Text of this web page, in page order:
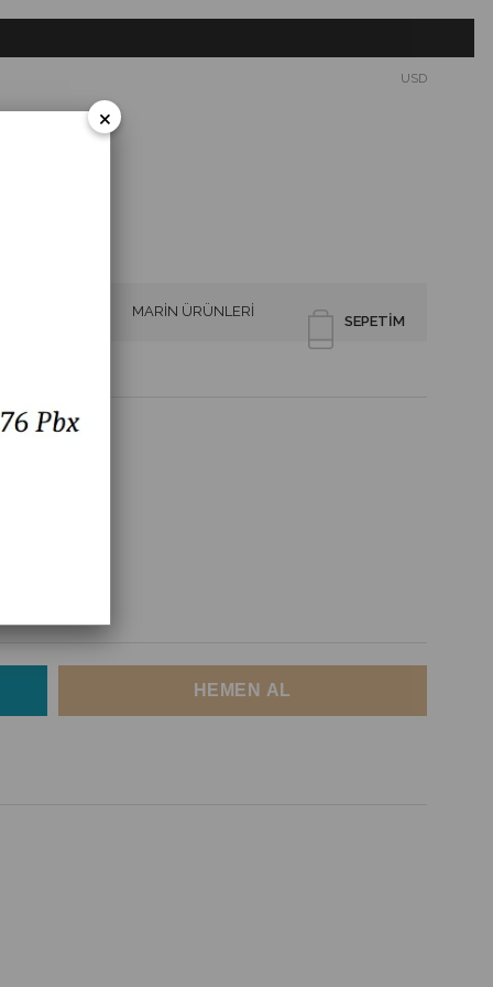
USD
SEPETIM
MARİN ÜRÜNLERİ
×